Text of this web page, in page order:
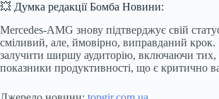
💥 Думка редакції Бомба Новини:
Mercedes-AMG знову підтверджує свій
сміливий, але, ймовірно, виправданий
залучити ширшу аудиторію, включаючи тих,
показники продуктивності, що є критично